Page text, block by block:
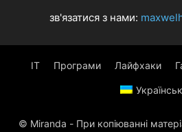
зв'язатися з нами:
IT Програми Лайфхаки
© Miranda - При копіюванні